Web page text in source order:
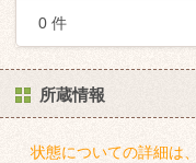
0 件
所蔵情報
状態についての詳細は